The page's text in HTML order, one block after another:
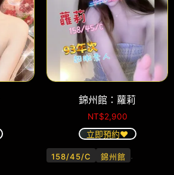
錦州館：蘿莉
NT$2,900
立即預約❤️
158/45/C 錦州館 .